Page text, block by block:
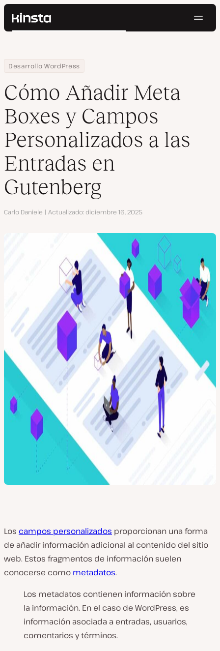
Kinsta®
Precios
Contacto
Buscar
Home
Centro de Recursos
Blog
Desarrollo WordPress
Cómo Añadir Meta Boxes y Campos Personalizados a las
Cómo Añadir Meta
Boxes y Campos
Personalizados a las
Entradas en
Gutenberg
Autor
Carlo Daniele Actualizado diciembre 16, 2025
Los campos personalizados proporcionan una forma
de añadir información adicional al contenido del sitio
web. Estos fragmentos de información suelen
conocerse como metadatos.
Los metadatos contienen información sobre
la información. En el caso de WordPress, es
información asociada a entradas, usuarios,
comentarios y términos.